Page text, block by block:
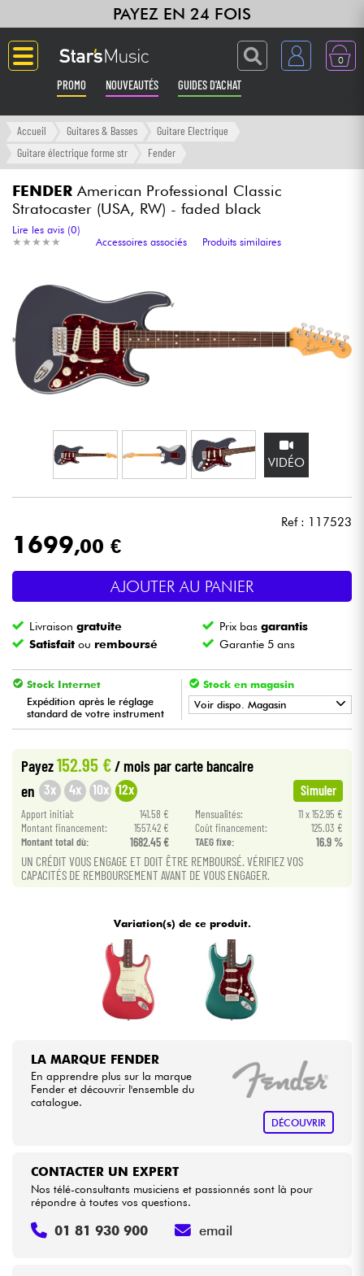
PAYEZ EN 24 FOIS
0
PROMO NOUVEAUTÉS GUIDES D'ACHAT
Langue
Amplis & Effets
Synthés & Sampleurs
Home Studio
Casques
DJ
Eclairage
Batteries & Percu
Vents
Violons & Quatuor
Eveil Musical
Câbles & Access.
HiFi
Packs
Accueil Guitares & Basses
Guitare Electrique
Guitare électrique forme str
Fender
FENDER American Professional Classic
Stratocaster (USA, RW) - faded black
★ ★ ★ ★ ★
★ ★ ★ ★ ★
Lire les avis (0)
Accessoires associés
Produits similaires
VIDÉO
Ref : 117523
1699,00 €
AJOUTER AU PANIER
Livraisongratuite Prix basgarantis
Satisfait ou remboursé Garantie 5 ans
Stock Internet
Expédition après le réglage
standard de votre instrument
Stock en magasin
Voir dispo. Magasin
•
• Star'SMusic
• 'SMusic
Payez152.95 €/ mois par carte bancaire
en 3x 4x 10x 12x Simuler
Apport initial: 141.58 € Mensualités:
11 x 152.95 €
Montant financement:
1557.42 € Coût financement:
125.03 €
Montant total dù:
1682.45 € TAEG fixe: 16.9 %
UN CRÉDIT VOUS ENGAGE ET DOIT ÊTRE REMBOURSÉ. VÉRIFIEZ VOS
CAPACITÉS DE REMBOURSEMENT AVANT DE VOUS ENGAGER.
Variation(s) de ce produit.
LA MARQUE FENDER
En apprendre plus sur la marque
Fender et découvrir l'ensemble du
catalogue.
DÉCOUVRIR
CONTACTER UN EXPERT
Nos télé-consultants musiciens et passionnés sont là pour
répondre à toutes vos questions.
01 81 930 900 email